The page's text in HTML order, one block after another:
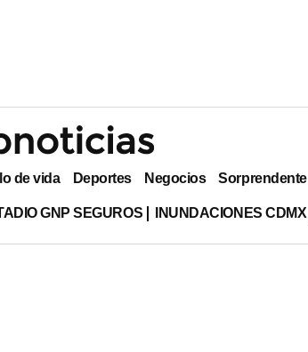
de vida Deportes Negocios Sorprendente
GNP SEGUROS INUNDACIONES CDMX